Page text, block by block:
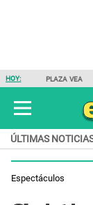
HOY: PLAZA VEA
ÚLTIMAS
Espectáculos